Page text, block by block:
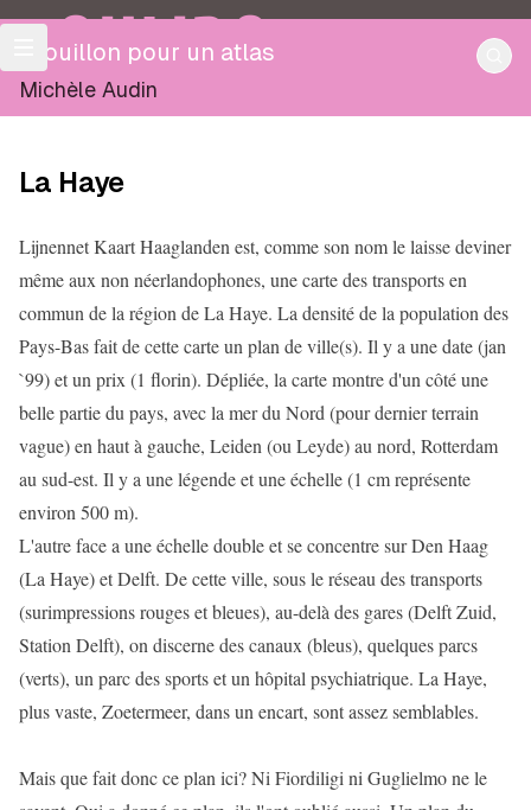
OULIPO
Brouillon pour un atlas
Michèle Audin
La Haye
Lijnennet Kaart Haaglanden est, comme son nom le laisse deviner
même aux non néerlandophones, une carte des transports en
commun de la région de La Haye. La densité de la population des
Pays-Bas fait de cette carte un plan de ville(s). Il y a une date (jan
`99) et un prix (1 florin). Dépliée, la carte montre d'un côté une
belle partie du pays, avec la mer du Nord (pour dernier terrain
vague) en haut à gauche, Leiden (ou Leyde) au nord, Rotterdam
au sud-est. Il y a une légende et une échelle (1 cm représente
environ 500 m).
L'autre face a une échelle double et se concentre sur Den Haag
(La Haye) et Delft. De cette ville, sous le réseau des transports
(surimpressions rouges et bleues), au-delà des gares (Delft Zuid,
Station Delft), on discerne des canaux (bleus), quelques parcs
(verts), un parc des sports et un hôpital psychiatrique. La Haye,
plus vaste, Zoetermeer, dans un encart, sont assez semblables.
Mais que fait donc ce plan ici? Ni Fiordiligi ni Guglielmo ne le